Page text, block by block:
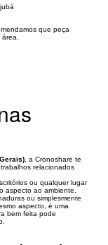
que peça
, a Cronoshare te
relacionados
ou qualquer lugar
aspecto ao ambiente.
ou simplesmente
aspecto, é uma
bem feita pode